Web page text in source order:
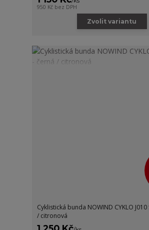
950 Kč bez DPH
Zvolit variantu
Cyklistická bunda NOWIND CYKLO
/ citronová